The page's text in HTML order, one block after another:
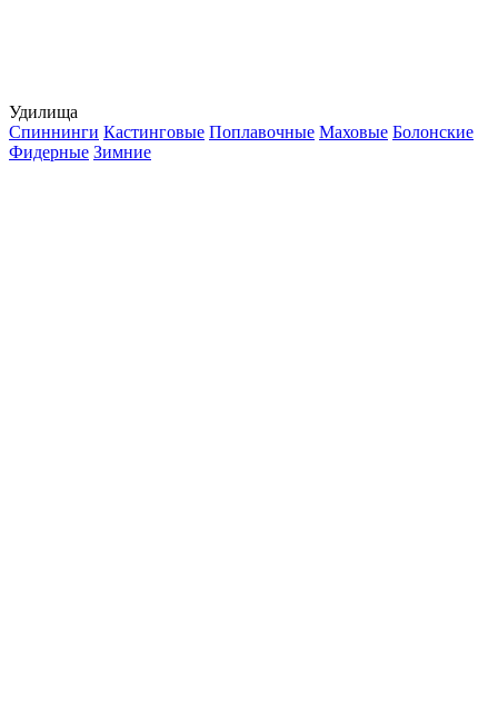
Удилища
Спиннинги Кастинговые Поплавочные Маховые Болонские
Фидерные Зимние